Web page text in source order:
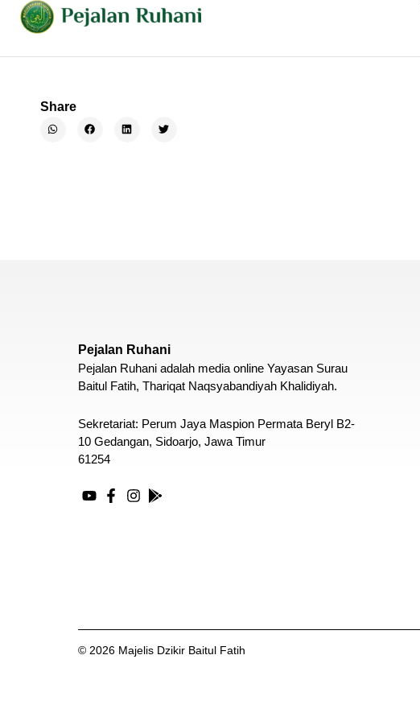
Share
Pejalan Ruhani
Pejalan Ruhani adalah media online Yayasan Surau
Baitul Fatih, Thariqat Naqsyabandiyah Khalidiyah.
Sekretariat: Perum Jaya Maspion Permata Beryl B2-
10 Gedangan, Sidoarjo, Jawa Timur
61254
© 2026 Majelis Dzikir Baitul Fatih